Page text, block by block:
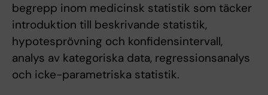
begrepp inom medicinsk statistik som täcker
introduktion till beskrivande statistik,
hypotesprövning och konfidensintervall,
analys av kategoriska data, regressionsanalys
och icke-parametriska statistik.